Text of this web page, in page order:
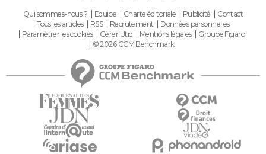
Qui sommes-nous ? Equipe Charte éditoriale Publicité
Contact
Tous les articles
RSS Recrutement
Données personnelles
Paramétrer les cookies
Gérer Utiq Mentions légales
Groupe Figaro
© 2026 CCM Benchmark